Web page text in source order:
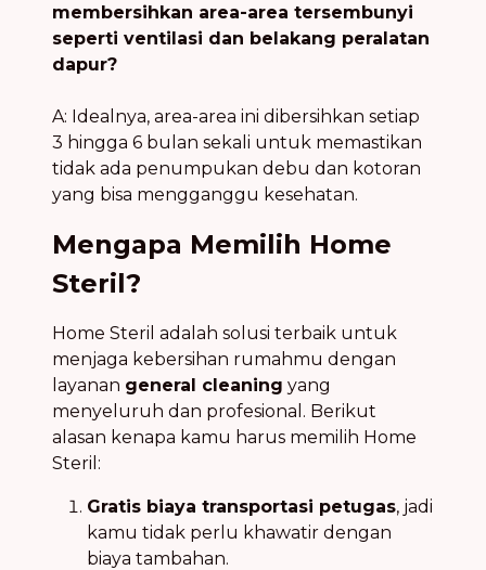
membersihkan area-area tersembunyi
seperti ventilasi dan belakang peralatan
dapur?
A: Idealnya, area-area ini dibersihkan setiap
3 hingga 6 bulan sekali untuk memastikan
tidak ada penumpukan debu dan kotoran
yang bisa mengganggu kesehatan.
Mengapa Memilih Home
Steril?
Home Steril adalah solusi terbaik untuk
menjaga kebersihan rumahmu dengan
layanan general cleaning yang
menyeluruh dan profesional. Berikut
alasan kenapa kamu harus memilih Home
Steril:
Gratis biaya transportasi petugas, jadi
kamu tidak perlu khawatir dengan
biaya tambahan.